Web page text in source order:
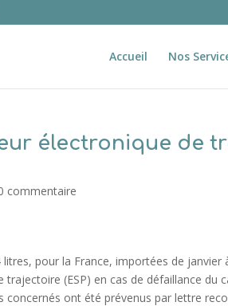
Accueil Nos
électronique de
commentaire
pour la France, importées de janvier
(ESP) en cas de défaillance du
concernés ont été prévenus par lettre